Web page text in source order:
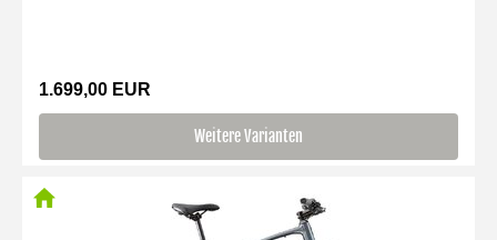
1.699,00 EUR
Weitere Varianten